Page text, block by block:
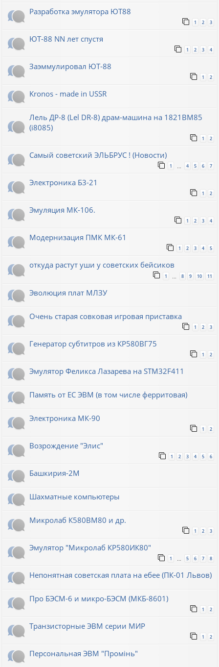
Разработка эмулятора ЮТ88
1 2 3
ЮТ-88 NN лет спустя
1 2 3 4
Заэммулировал ЮТ-88
1 2
Kronos - made in USSR
Лель ДР-8 (Lel DR-8) драм-машина на 1821ВМ85
(i8085)
1 2
Самый советский ЭЛЬБРУС ! (Новости)
1 … 4 5 6 7
Электроника Б3-21
1 2
Эмуляция МК-106.
1 2 3 4
Модернизация ПМК МК-61
1 2 3 4 5
откуда растут уши у советских бейсиков
1 8 9 10 11
Эволюция плат МЛЗУ
Очень старая совковая игровая приставка
1 2 3
Генератор субтитров из КР580ВГ75
1 2
Эмулятор Феликса Лазарева на STM32F411
Память от ЕС ЭВМ (в том числе ферритовая)
Электроника МК-90
1 2
Возрождение "Элис"
1 2 3 4 5 6
Башкирия-2М
Шахматные компьютеры
Микролаб К580ВМ80 и др.
1 2 3
Эмулятор "Микролаб КР580ИК80"
1 … 5 6 7 8
Непонятная советская плата на ебее (ПК-01 Львов)
Про БЭСМ-6 и микро-БЭСМ (МКБ-8601)
1 2
Транзисторные ЭВМ серии МИР
1 2
Персональная ЭВМ "Промiнь"